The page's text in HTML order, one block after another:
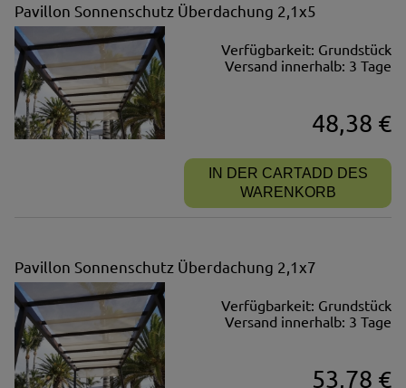
Pavillon Sonnenschutz Überdachung 2,1x5
Verfügbarkeit: Grundstück
Versand innerhalb: 3 Tage
48,38 €
IN DER CARTADD DES
WARENKORB
Pavillon Sonnenschutz Überdachung 2,1x7
Verfügbarkeit: Grundstück
Versand innerhalb: 3 Tage
53,78 €